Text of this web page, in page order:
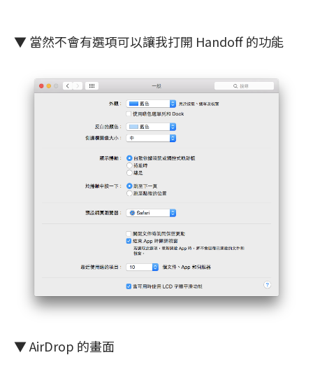
▼ 當然不會有選項可以讓我打開 Handoff 的功能
▼ AirDrop 的畫面